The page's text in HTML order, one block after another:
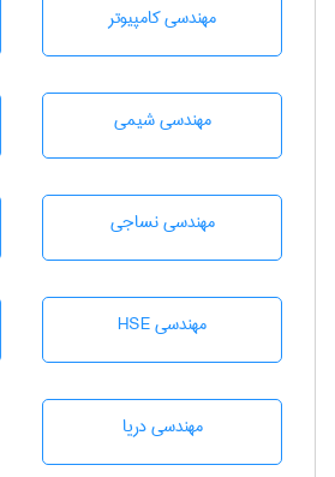
مهندسی كامپيوتر
مهندسي شيمی
مهندسي نساجی
مهندسی HSE
مهندسی دریا